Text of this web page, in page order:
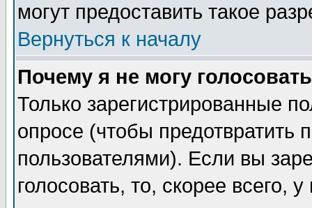
могут предоставить такое
Вернуться к началу
Почему я не могу
Только зарегистрированные
опросе (чтобы предотвратить
пользователями). Если вы
голосовать, то, скорее всего,